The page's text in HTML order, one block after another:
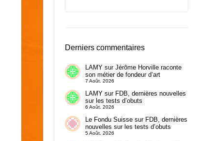
Derniers commentaires
LAMYsur Jérôme Horville raconte
son métier de fondeur d’art
7 Août. 2026
LAMYsur FDB, dernières nouvelles
sur les tests d’obuts
6 Août. 2026
Le Fondu Suissesur FDB, dernières
nouvelles sur les tests d’obuts
5 Août. 2026